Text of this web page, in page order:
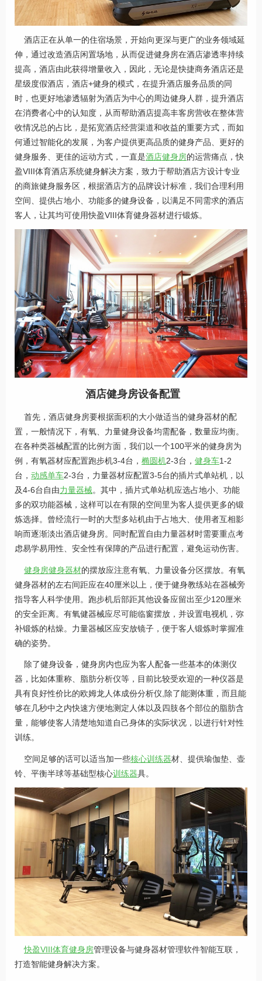
酒店正在从单一的住宿场景，开始向更深与更广的业务领域延
伸，通过改造酒店闲置场地，从而促进健身房在酒店渗透率持续
提高，酒店由此获得增量收入，因此，无论是快捷商务酒店还是
星级度假酒店，酒店+健身的模式，在提升酒店服务品质的同
时，也更好地渗透辐射为酒店为中心的周边健身人群，提升酒店
在消费者心中的认知度，从而帮助酒店提高丰客房营收在整体营
收情况总的占比，是拓宽酒店经营渠道和收益的重要方式，而如
何通过智能化的发展，为客户提供更高品质的健身产品、更好的
健身服务、更佳的运动方式，一直是酒店健身房的运营痛点，快
盈VIII体育酒店系统健身解决方案，致力于帮助酒店方设计专业
的商旅健身服务区，根据酒店方的品牌设计标准，我们合理利用
空间、提供占地小、功能多的健身设备，以满足不同需求的酒店
客人，让其均可使用快盈VIII体育健身器材进行锻炼。
酒店健身房设备配置
首先，酒店健身房要根据面积的大小做适当的健身器材的配
置，一般情况下，有氧、力量健身设备均需配备，数量应均衡。
在各种类器械配置的比例方面，我们以一个100平米的健身房为
例，有氧器材应配置跑步机3-4台， 椭圆机2-3台， 健身车1-2
台， 动感单车2-3台，力量器材应配置3-5台的插片式单站机，以
及4-6台自由力量器械。其中，插片式单站机应选占地小、功能
多的双功能器械，这样可以在有限的空间里为客人提供更多的锻
炼选择。曾经流行一时的大型多站机由于占地大、使用者互相影
响而逐渐淡出酒店健身房。同时配置自由力量器材时需要重点考
虑易学易用性、安全性有保障的产品进行配置，避免运动伤害。
健身房健身器材的摆放应注意有氧、力量设备分区摆放。有氧
健身器材的左右间距应在40厘米以上，便于健身教练站在器械旁
指导客人科学使用。跑步机后部距其他设备应留出至少120厘米
的安全距离。有氧健器械应尽可能临窗摆放，并设置电视机，弥
补锻炼的枯燥。力量器械区应安放镜子，便于客人锻炼时掌握准
确的姿势。
除了健身设备，健身房内也应为客人配备一些基本的体测仪
器，比如体重称、脂肪分析仪等，目前比较受欢迎的一种仪器是
具有良好性价比的欧姆龙人体成份分析仪,除了能测体重，而且能
够在几秒中之内快速方便地测定人体以及四肢各个部位的脂肪含
量，能够使客人清楚地知道自己身体的实际状况，以进行针对性
训练。
空间足够的话可以适当加一些核心训练器材、提供瑜伽垫、壶
铃、平衡半球等基础型核心训练器具。
快盈VIII体育健身房管理设备与健身器材管理软件智能互联，
打造智能健身解决方案。